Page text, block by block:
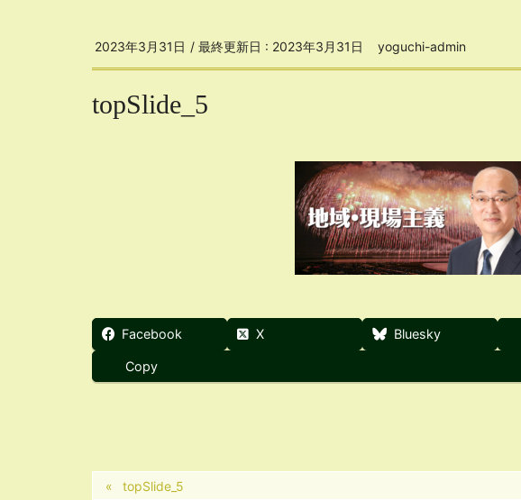
2023年3月31日 / 最終更新日 : 2023年3月31日 yoguchi-admin
topSlide_5
Facebook X Bluesky
Copy
topSlide_5